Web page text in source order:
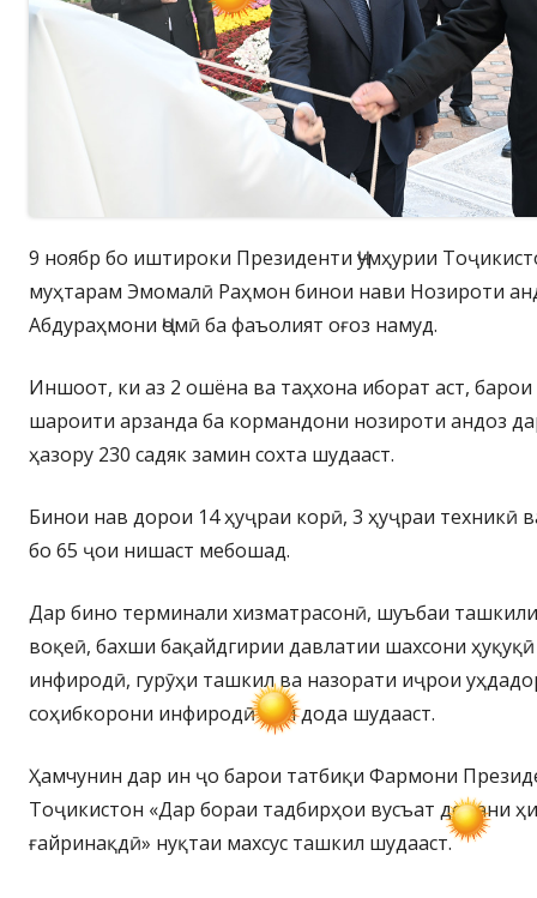
9 ноябр бо иштироки Президенти Ҷумҳурии
муҳтарам Эмомалӣ Раҳмон бинои нави Нозироти
Абдураҳмони Ҷомӣ ба фаъолият оғоз намуд.
Иншоот, ки аз 2 ошёна ва таҳхона иборат аст,
шароити арзанда ба кормандони нозироти андоз
ҳазору 230 садяк замин сохта шудааст.
Бинои нав дорои 14 ҳуҷраи корӣ, 3 ҳуҷраи техникӣ
бо 65 ҷои нишаст мебошад.
Дар бино терминали хизматрасонӣ, шуъбаи
воқеӣ, бахши бақайдгирии давлатии шахсони
инфиродӣ, гурӯҳи ташкил ва назорати иҷрои
соҳибкорони инфиродӣ ҷой дода шудааст.
Ҳамчунин дар ин ҷо барои татбиқи Фармони
Тоҷикистон «Дар бораи тадбирҳои вусъат додани
ғайринақдӣ» нуқтаи махсус ташкил шудааст.